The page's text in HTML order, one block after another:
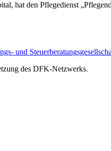
hat den Pflegedienst
und
des DFK-Netzwerks.